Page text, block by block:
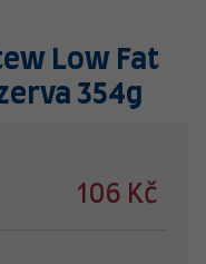
Low Fat
354g
106 Kč